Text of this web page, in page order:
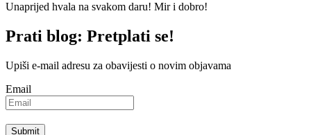
Unaprijed hvala na svakom daru! Mir i dobro!
Prati blog: Pretplati se!
Upiši e-mail adresu za obavijesti o novim objavama
Email